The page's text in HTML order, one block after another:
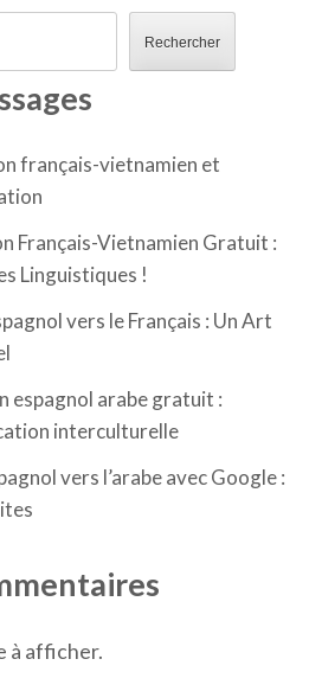
Rechercher
français-vietnamien et
Français-Vietnamien Gratuit :
Linguistiques !
vers le Français : Un Art
espagnol arabe gratuit :
interculturelle
vers l’arabe avec Google :
à afficher.